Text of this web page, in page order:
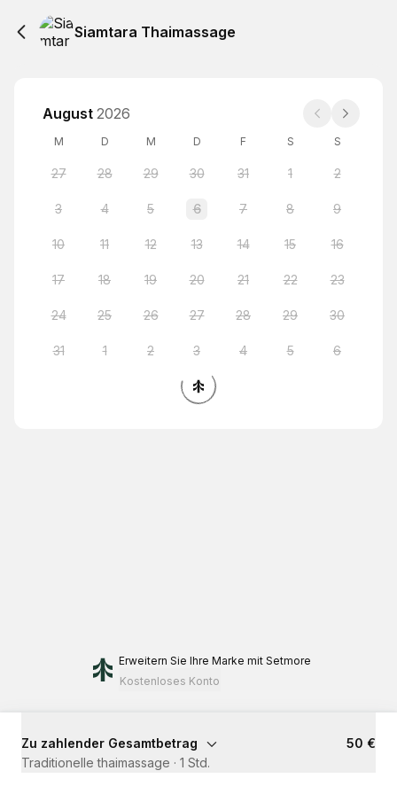
Siamtara Thaimassage
August 2026
M D M D F S S
27 28 29 30 31 1 2
3 4 5 6 7 8 9
10 11 12 13 14 15 16
17 18 19 20 21 22 23
24 25 26 27 28 29 30
31 1 2 3 4 5 6
Erweitern Sie Ihre Marke mit Setmore
Kostenloses Konto
Zu zahlender Gesamtbetrag
50 €
Traditionelle thaimassage · 1 Std.